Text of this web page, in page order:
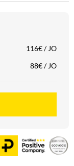
116€ / JO
88€ / JO